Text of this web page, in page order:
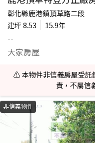
彰化縣鹿港鎮頂草路二段
建坪 8.53
15.9年
--
大家房屋
⚠️ 本物件非信義房屋受託
責，不屬信
非信義物件